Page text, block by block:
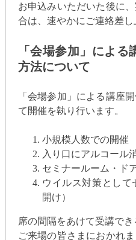
お申込みいただいた後に
合は、速やかにご連絡差し
「会場参加」によ
方法について
「会場参加」による講座
て開催を執り行います。
小規模人数での開催
入り口にアルコール
セミナールーム・ド
ウイルス対策として
開け）
席の間隔をあけて受講でき
ご来場の皆さまにおかれ